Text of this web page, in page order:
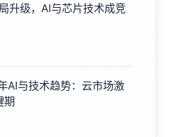
升级，AI与芯片技术成竞
AI与技术趋势：云市场激
期